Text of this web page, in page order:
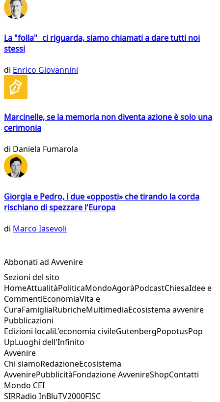
La "folla" ci riguarda, siamo chiamati a dare tutti noi
stessi
di Enrico Giovannini
Marcinelle, se la memoria non diventa azione è solo una
cerimonia
di Daniela Fumarola
Giorgia e Pedro, i due «opposti» che tirando la corda
rischiano di spezzare l'Europa
di Marco Iasevoli
Abbonati ad Avvenire
Sezioni del sito
HomeAttualitàPoliticaMondoAgoràPodcastChiesaIdee e
CommentiEconomiaVita e
CuraFamigliaRubricheMultimediaEcosistema avvenire
Pubblicazioni
Edizioni localiL'economia civileGutenbergPopotusPop
UpLuoghi dell'Infinito
Avvenire
Chi siamoRedazioneEcosistema
AvvenirePubblicitàFondazione AvvenireShopContatti
Mondo CEI
SIRRadio InBluTV2000FISC